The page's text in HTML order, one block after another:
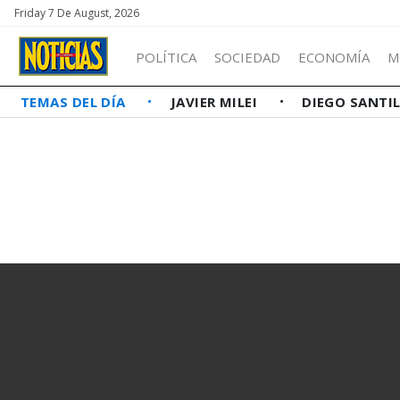
Friday 7 De August, 2026
POLÍTICA SOCIEDAD ECONOMÍA
TEMAS DEL DÍA JAVIER MILEI DIEGO